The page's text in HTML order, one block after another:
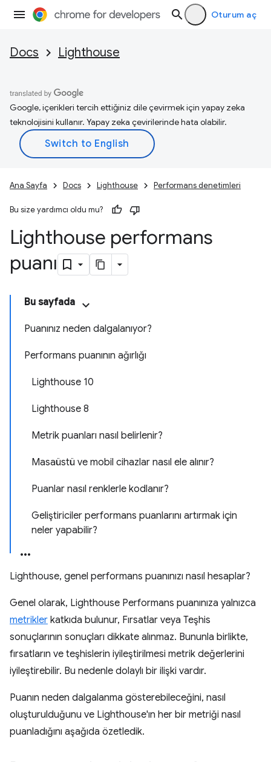
Oturum aç
Docs Lighthouse
Google, içerikleri tercih ettiğiniz dile çevirmek için yapay zeka
teknolojisini kullanır. Yapay zeka çevirilerinde hata olabilir.
Ana Sayfa Docs Lighthouse Performans denetimleri
Bu size yardımcı oldu mu?
Lighthouse performans
puanı
Bu sayfada
Puanınız neden dalgalanıyor?
Performans puanının ağırlığı
Lighthouse 10
Lighthouse 8
Metrik puanları nasıl belirlenir?
Masaüstü ve mobil cihazlar nasıl ele alınır?
Puanlar nasıl renklerle kodlanır?
Geliştiriciler performans puanlarını artırmak için
neler yapabilir?
Lighthouse, genel performans puanınızı nasıl hesaplar?
Genel olarak, Lighthouse Performans puanınıza yalnızca
metrikler katkıda bulunur, Fırsatlar veya Teşhis
sonuçlarının sonuçları dikkate alınmaz. Bununla birlikte,
fırsatların ve teşhislerin iyileştirilmesi metrik değerlerini
iyileştirebilir. Bu nedenle dolaylı bir ilişki vardır.
Puanın neden dalgalanma gösterebileceğini, nasıl
oluşturulduğunu ve Lighthouse'ın her bir metriği nasıl
puanladığını aşağıda özetledik.